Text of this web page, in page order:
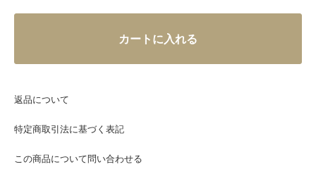
カートに入れる
返品について
特定商取引法に基づく表記
この商品について問い合わせる